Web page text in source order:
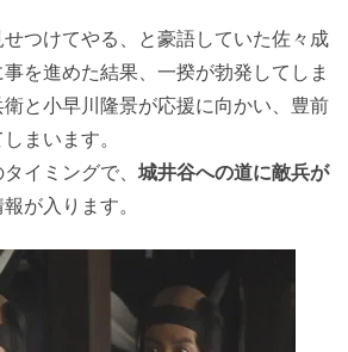
つけてやる、と豪語していた佐々成
を進めた結果、一揆が勃発してしま
と小早川隆景が応援に向かい、豊前
まいます。
イミングで、 城井谷への道に敵兵が
が入ります。